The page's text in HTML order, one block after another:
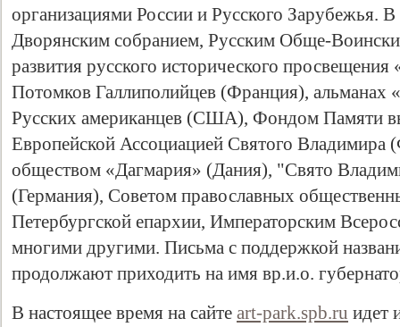
организациями России и Русского Зарубежья.
Дворянским собранием, Русским Обще-
развития русского исторического
Потомков Галлиполийцев (Франция), альманах
Русских американцев (США), Фондом Памяти
Европейской Ассоциацией Святого Владимира
обществом «Дагмария» (Дания), "Свято
(Германия), Советом православных
Петербургской епархии, Императорским
многими другими. Письма с поддержкой
продолжают приходить на имя вр.и.о.
В настоящее время на сайте art-park.spb.ru идет
Свидетельство